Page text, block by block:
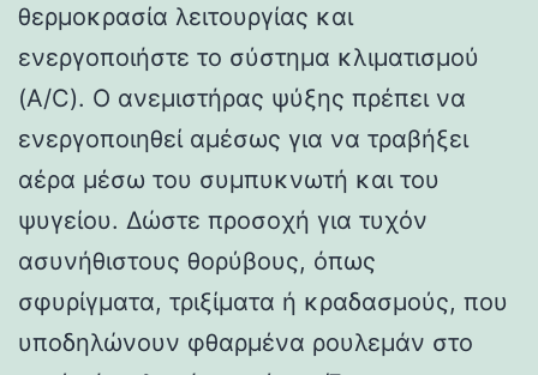
θερμοκρασία λειτουργίας και
ενεργοποιήστε το σύστημα κλιματισμού
(A/C). Ο ανεμιστήρας ψύξης πρέπει να
ενεργοποιηθεί αμέσως για να τραβήξει
αέρα μέσω του συμπυκνωτή και του
ψυγείου. Δώστε προσοχή για τυχόν
ασυνήθιστους θορύβους, όπως
σφυρίγματα, τριξίματα ή κραδασμούς, που
υποδηλώνουν φθαρμένα ρουλεμάν στο